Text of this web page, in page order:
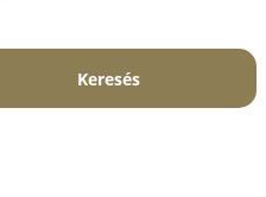
Keresés